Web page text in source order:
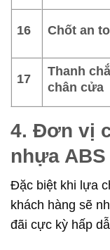
16 Chốt an
17
Thanh
chân cửa
4. Đơn vị
nhựa
Đặc biệt khi lựa
khách hàng sẽ
đãi cực kỳ hấp